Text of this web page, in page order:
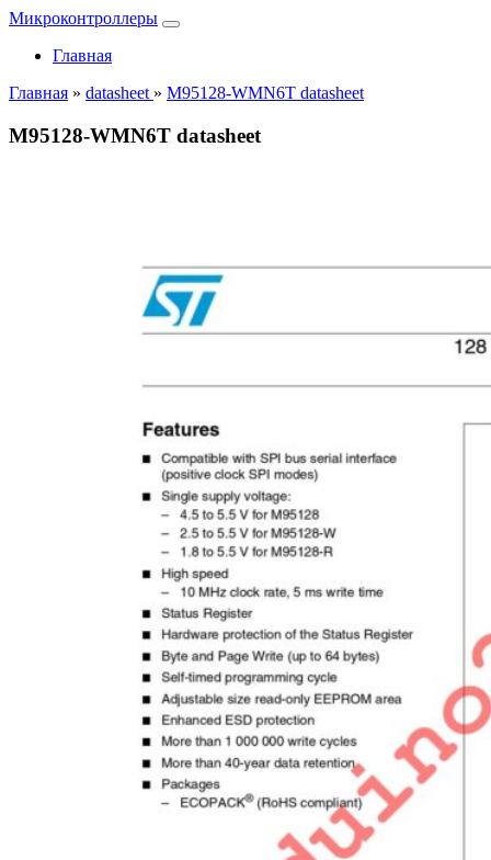
Микроконтроллеры
Главная
Главная » datasheet » M95128-WMN6T datasheet
M95128-WMN6T datasheet